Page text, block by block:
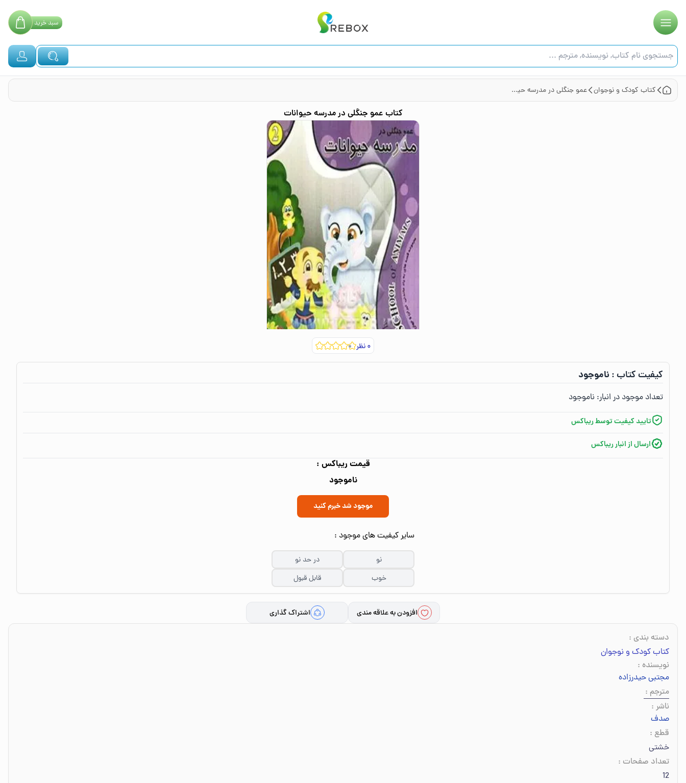
سبدخرید
کتاب کودک و نوجوان عمو جنگلی در مدرسه حیوانات
کتاب عمو جنگلی در مدرسه حیوانات
۰نظر
کیفیت کتاب :‌ ناموجود
تعداد موجود در انبار:‌ ناموجود
تایید کیفیت توسط ریباکس
ارسال از انبار ریباکس
قیمت ریباکس :
ناموجود
موجود شد خبرم کنید
سایر کیفیت های موجود :
نو
در حد نو
خوب
قابل قبول
افزودن به علاقه مندی اشتراک گذاری
دسته بندی :
کتاب کودک و نوجوان
نویسنده :
مجتبی حیدرزاده
مترجم :
ناشر :
صدف
قطع :
خشتی
تعداد صفحات :
12